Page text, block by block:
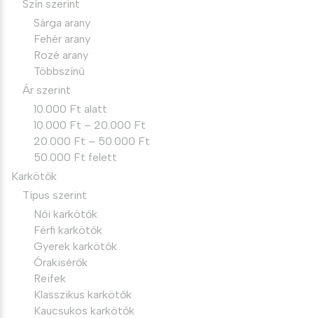
Szín szerint
Sárga arany
Fehér arany
Rozé arany
Többszínű
Ár szerint
10.000 Ft alatt
10.000 Ft – 20.000 Ft
20.000 Ft – 50.000 Ft
50.000 Ft felett
Karkötők
Típus szerint
Női karkötők
Férfi karkötők
Gyerek karkötők
Órakisérők
Reifek
Klasszikus karkötők
Kaucsukos karkötők